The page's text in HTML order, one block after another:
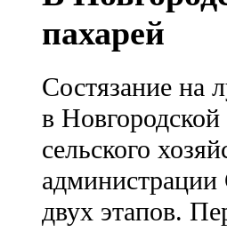
пахарей
Состязание на
в Новгородской
сельского
администрации
двух этапов.